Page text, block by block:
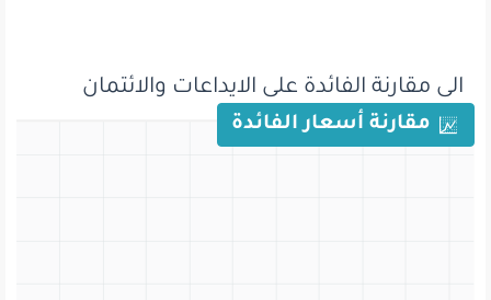
الى مقارنة الفائدة على الايداعات والائتمان
مقارنة أسعار الفائدة